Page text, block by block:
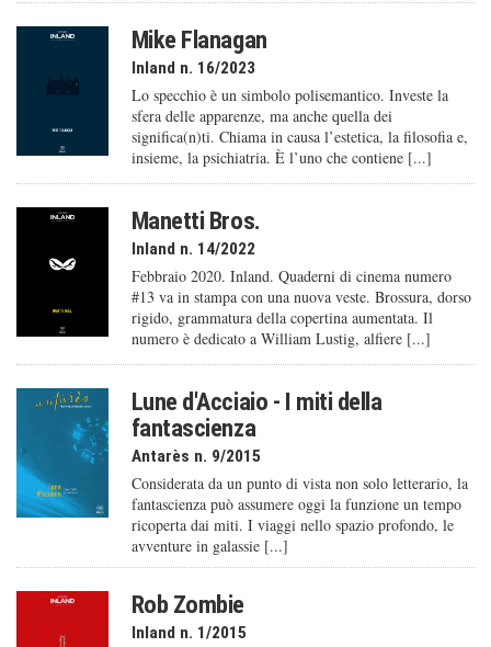
Mike Flanagan
Inland n. 16/2023
Lo specchio è un simbolo polisemantico. Investe la
sfera delle apparenze, ma anche quella dei
significa(n)ti. Chiama in causa l’estetica, la filosofia e,
insieme, la psichiatria. È l’uno che contiene [...]
Manetti Bros.
Inland n. 14/2022
Febbraio 2020. Inland. Quaderni di cinema numero
#13 va in stampa con una nuova veste. Brossura, dorso
rigido, grammatura della copertina aumentata. Il
numero è dedicato a William Lustig, alfiere [...]
Lune d'Acciaio - I miti della
fantascienza
Antarès n. 9/2015
Considerata da un punto di vista non solo letterario, la
fantascienza può assumere oggi la funzione un tempo
ricoperta dai miti. I viaggi nello spazio profondo, le
avventure in galassie [...]
Rob Zombie
Inland n. 1/2015